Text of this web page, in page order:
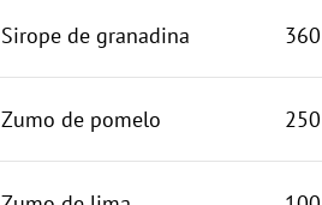
Sirope de granadina 360
Zumo de pomelo 250